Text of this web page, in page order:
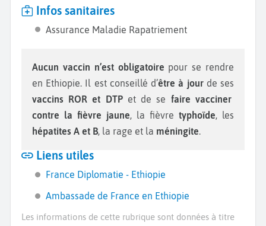
Infos sanitaires
Assurance Maladie Rapatriement
Aucun vaccin n’est obligatoire pour se rendre
en Ethiopie. Il est conseillé d’être à jour de ses
vaccins ROR et DTPet de se faire vacciner
contre la fièvre jaune, la fièvre typhoïde, les
hépatites A et B, la rage et la méningite.
Liens utiles
France Diplomatie - Ethiopie
Ambassade de France en Ethiopie
Les informations de cette rubrique sont données à titre